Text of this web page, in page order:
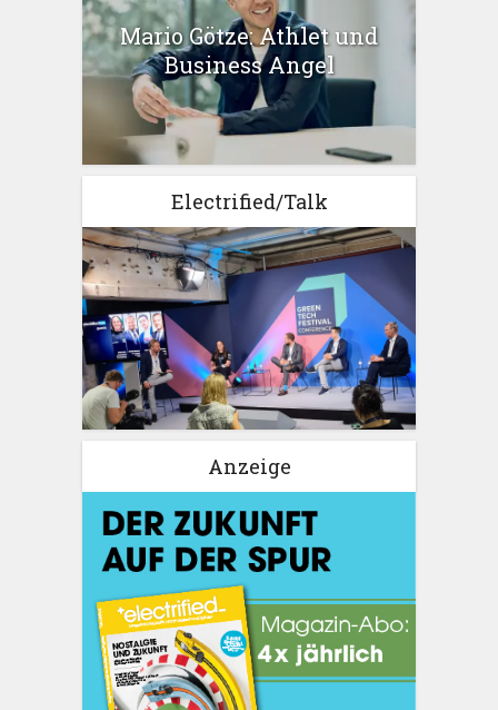
Mario Götze: Athlet und
Business Angel
Electrified/Talk
Anzeige